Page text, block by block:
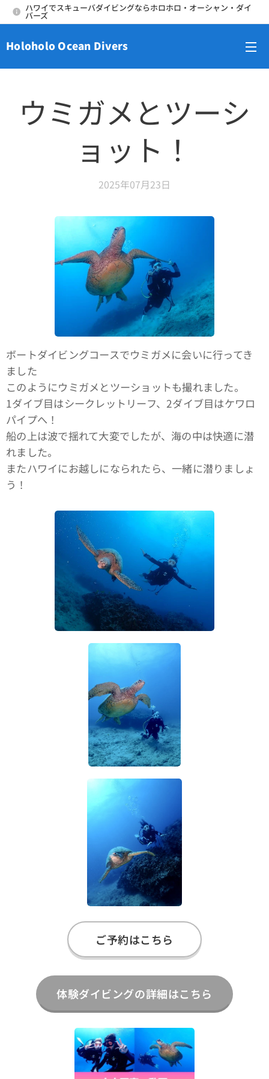
ハワイでスキューバダイビングならホロホロ・オーシャン・ダイ
バーズ
Holoholo Ocean Divers
ウミガメとツーシ
ョット！
2025年07月23日
ボートダイビングコースでウミガメに会いに行ってき
ました🤙
このようにウミガメとツーショットも撮れました。
1ダイブ目はシークレットリーフ、2ダイブ目はケワロ
パイプへ！
船の上は波で揺れて大変でしたが、海の中は快適に潜
れました。
またハワイにお越しになられたら、一緒に潜りましょ
う！
ご予約はこちら
体験ダイビングの詳細はこちら